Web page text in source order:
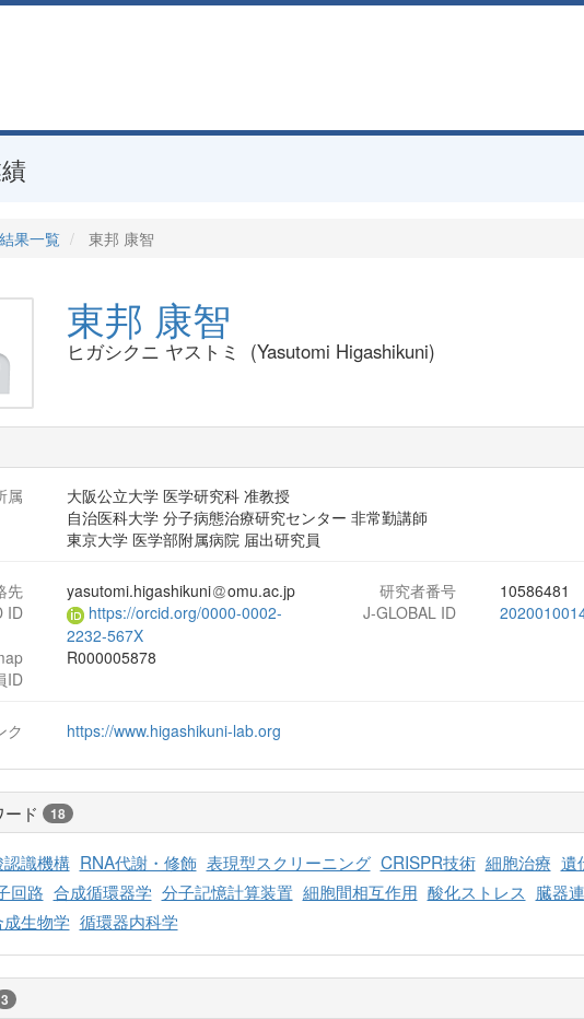
果一覧 東邦 康智
東邦 康智
ヒガシクニ ヤストミ (Yasutomi Higashikuni)
属
大阪公立大学 医学研究科 准教授
自治医科大学 分子病態治療研究センター 非常勤講師
東京大学 医学部附属病院 届出研究員
先 yasutomi.higashikuni omu.ac.jp 研究者番号
10586481
ID
https://orcid.org/0000-0002-
2232-567X
J-GLOBAL ID
ID
R000005878
ク https://www.higashikuni-lab.org
ド 18
識機構 RNA代謝・修飾 表現型スクリーニング CRISPR技術 細胞治療 遺
回路 合成循環器学 分子記憶計算装置 細胞間相互作用 酸化ストレス 臓器
成生物学 循環器内科学
3